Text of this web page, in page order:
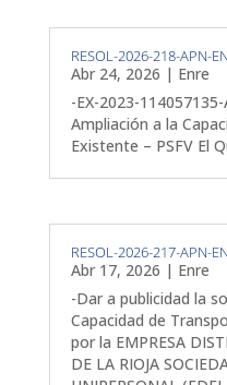
RESOL-2026-218-APN-
Abr 24, 2026 | Enre
-EX-2023-
Ampliación a la
Existente – PSFV El
RESOL-2026-217-APN-
Abr 17, 2026 | Enre
-Dar a publicidad la
Capacidad de
por la EMPRESA
DE LA RIOJA